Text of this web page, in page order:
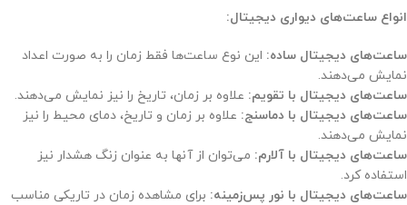
انواع ساعت‌های دیواری دیجیتال:
ساعت‌های دیجیتال ساده: این نوع ساعت‌ها فقط زمان را به صورت اعداد
نمایش می‌دهند.
ساعت‌های دیجیتال با تقویم: علاوه بر زمان، تاریخ را نیز نمایش می‌دهند.
ساعت‌های دیجیتال با دماسنج: علاوه بر زمان و تاریخ، دمای محیط را نیز
نمایش می‌دهند.
ساعت‌های دیجیتال با آلارم: می‌توان از آنها به عنوان زنگ هشدار نیز
استفاده کرد.
ساعت‌های دیجیتال با نور پس‌زمینه: برای مشاهده زمان در تاریکی مناسب